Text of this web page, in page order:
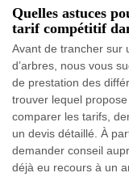
Quelles astuces
tarif compétitif
Avant de trancher sur
d’arbres, nous vous
de prestation des
trouver lequel
comparer les tarifs,
un devis détaillé. À
demander conseil
déjà eu recours à un